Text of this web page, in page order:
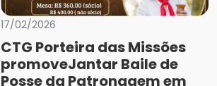
17/02/2026
CTG Porteira das Missões
promoveJantar Baile de
Posse da Patronagem em